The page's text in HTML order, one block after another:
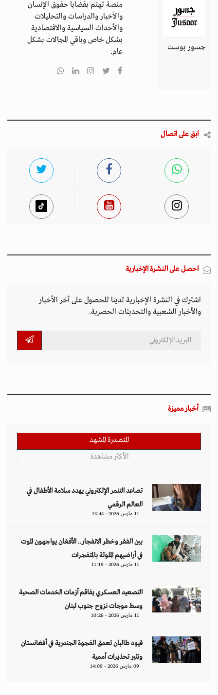
جسور بوست
منصة تهتم بقضايا حقوق الإنسان
والأخبار والدراسات والتحليلات
والأحداث السياسية والاقتصادية
بشكل خاص وباقي المجالات بشكل
عام.
ابق على اتصال
احصل على النشرة الإخبارية
اشترك في النشرة الإخبارية لدينا للحصول على آخر الأخبار
والأخبار الشعبية والتحديثات الحصرية.
أخبار مميزة
المتصدرة المشهد
الأكثر مشاهدة
تصاعد التنمر الإلكتروني يهدد سلامة الأطفال في
العالم الرقمي
11 مارس 2026 - 13:44
بين الفقر وخطر الانفجار.. الأفغان يواجهون الموت
في أراضيهم الملوثة بالمتفجرات
11 مارس 2026 - 11:19
التصعيد العسكري يفاقم أزمات الخدمات الصحية
وسط موجات نزوح جنوب لبنان
11 مارس 2026 - 10:26
قيود طالبان تعمق الفجوة الجندرية في أفغانستان
وتثير تحذيرات أممية
09 مارس 2026 - 14:09